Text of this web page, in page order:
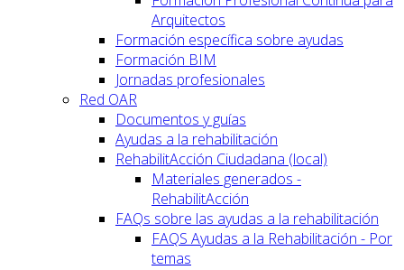
Arquitectos
Formación específica sobre ayudas
Formación BIM
Jornadas profesionales
Red OAR
Documentos y guías
Ayudas a la rehabilitación
RehabilitAcción Ciudadana (local)
Materiales generados -
RehabilitAcción
FAQs sobre las ayudas a la rehabilitación
FAQS Ayudas a la Rehabilitación - Por
temas